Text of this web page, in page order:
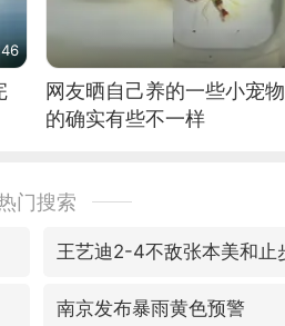
网友晒自己养的一些小宠
的确实有些不一样
门搜索
王艺迪2-4不敌张本美和止
南京发布暴雨黄色预警